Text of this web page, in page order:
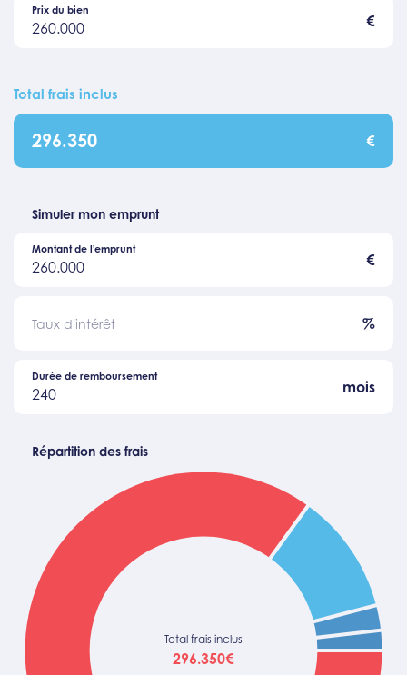
260.000
Prix du bien
€
Total frais inclus
296.350 €
Simuler mon emprunt
260.000
Montant de l'emprunt
€
Taux d'intérêt %
240
Durée de remboursement
mois
Répartition des frais
Total frais inclus
296.350€